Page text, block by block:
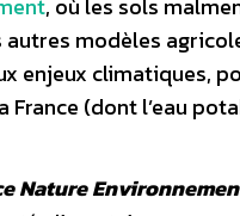
, où les sols
modèles
enjeux climatiques,
(dont l’eau
Nature